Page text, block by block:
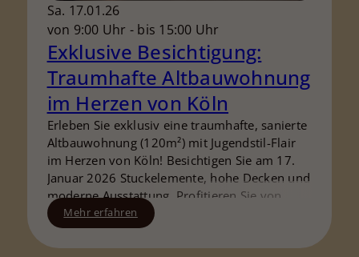
Sa. 17.01.26
von 9:00 Uhr - bis 15:00 Uhr
Exklusive Besichtigung:
Traumhafte Altbauwohnung
im Herzen von Köln
Erleben Sie exklusiv eine traumhafte, sanierte
Altbauwohnung (120m²) mit Jugendstil-Flair
im Herzen von Köln! Besichtigen Sie am 17.
Januar 2026 Stuckelemente, hohe Decken und
moderne Ausstattung. Profitieren Sie von
Beratung und Finanzierung vor Ort. Melden
Sie sich schnell an – begrenzte
Teilnehmerzahl! Telefon: 089 - XX XX XX XX E-
Mehr erfahren